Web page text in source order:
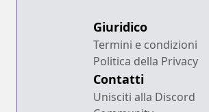
Giuridico
Termini e condizioni
Politica della Privacy
Contatti
Unisciti alla Discord